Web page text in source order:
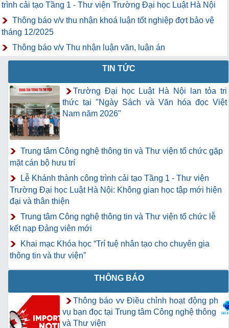
trình cải tạo Tầng 1 - Thư viện Trường Đại học Luật Hà Nội
Thông báo v/v thu nhận khoá luận tốt nghiệp đợt bảo vệ
tháng 12/2025
Thông báo v/v Thu nhận luận văn, luận án
TIN TỨC
Trường Đại học Luật Hà Nội lan tỏa tri
thức tại "Ngày Sách và Văn hóa đọc Việt
Nam năm 2026"
Trung tâm Công nghệ thông tin và Thư viện tổ chức gặp
mặt cán bộ hưu trí
Lễ Khánh thành công trình cải tạo Tầng 1 - Thư viện
Trường Đại học Luật Hà Nội: Không gian học tập mới hiện
đại và thân thiện
Trung tâm Công nghệ thông tin và Thư viện tổ chức lễ
kết nạp Đảng viên mới
Khai mạc Khóa học “Trí tuệ nhân tạo cho chuyên gia
thông tin và thư viện”
THÔNG BÁO
Thông báo vv Điều chỉnh hoạt động phục
vụ bạn đọc tại Trung tâm Công nghệ thông tin
và Thư viện